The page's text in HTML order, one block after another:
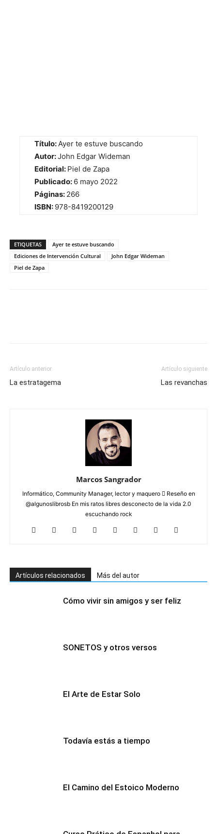
Título: Ayer te estuve buscando
Autor:John Edgar Wideman
Editorial: Piel de Zapa
Publicado: 6 mayo 2022
Páginas: 266
ISBN: 978-8419200129
ETIQUETAS
Ayer te estuve buscando
Ediciones de Intervención Cultural
John Edgar Wideman
Piel de Zapa
Artículo anterior
La estratagema
Artículo siguiente
Las revanchas
Marcos Sangrador
Informático, Community Manager, lector y maquero  Reseño en
@algunoslibrosb En mis ratos libres desconecto de la vida 2.0
escuchando rock
Artículos relacionados Más del autor
Cómo vivir sin amigos y ser feliz
SONETOS y otros versos
El Arte de Estar Solo
Todavía estás a tiempo
El Camino del Estoico Moderno